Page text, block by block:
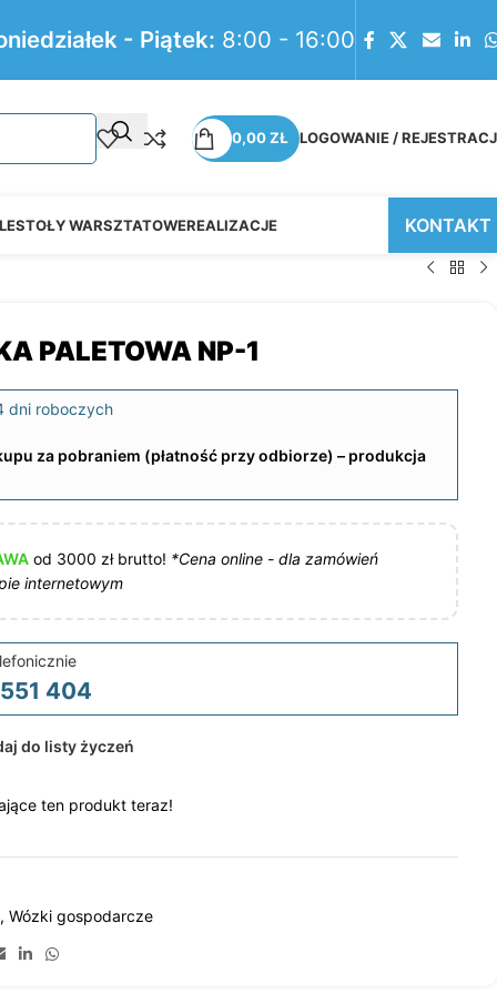
- Piątek: 8:00 - 16:00
0,00ZŁ LOGOWANIE /
STOŁY WARSZTATOWEREALIZACJE KONTAKT
PALETOWA NP-1
dni roboczych
za pobraniem (płatność przy odbiorze) – produkcja
od 3000 zł brutto! *Cena online - dla zamówień
internetowym
404
do listy życzeń
ten produkt teraz!
, Wózki gospodarcze